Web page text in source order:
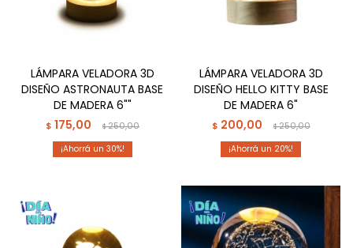
LÁMPARA VELADORA 3D
DISEÑO ASTRONAUTA BASE
DE MADERA 6""
$ 175,00 $250,00
30
LÁMPARA VELADORA 3D
DISEÑO HELLO KITTY BASE
DE MADERA 6"
$ 200,00 $250,00
20